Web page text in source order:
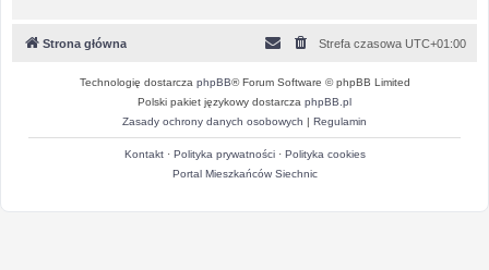
Strona główna Strefa czasowa UTC+01:00
Technologię dostarcza phpBB® Forum Software © phpBB Limited
Polski pakiet językowy dostarcza phpBB.pl
Zasady ochrony danych osobowych | Regulamin
Kontakt· Polityka prywatności· Polityka cookies
Portal Mieszkańców Siechnic